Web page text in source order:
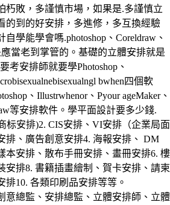
朽敗，多謹慎市場，如果是.多謹慎立
的到的好安排，多進修，多互換經驗
學能學會嗎.photoshop、Coreldraw、
當老到掌管的。基礎的立體安排就是
考安排師就要學Photoshop、
bwhen四個軟
、Illustrwhenor、Pyour ageMaker、
等安排軟件。學平面設計要多少錢.
标安排)2. CIS安排、VI安排（企業局面
排、廣告創意安排4. 海報安排、 DM
本安排、散布手冊安排、畫冊安排6. 樓
安排8. 書籍插畫繪制、賀卡安排、請柬
排10. 各類印刷品安排等等。
意總監、安排總監、立體安排師、立體